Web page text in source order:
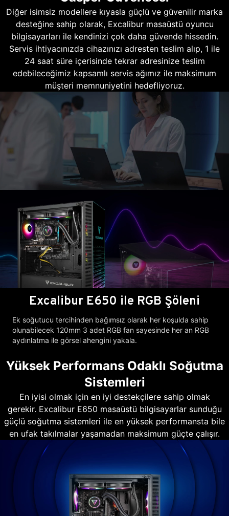
Diğer isimsiz modellere kıyasla güçlü ve güvenilir marka
desteğine sahip olarak, Excalibur masaüstü oyuncu
bilgisayarları ile kendinizi çok daha güvende hissedin.
Servis ihtiyacınızda cihazınızı adresten teslim alıp, 1 ile
24 saat süre içerisinde tekrar adresinize teslim
edebileceğimiz kapsamlı servis ağımız ile maksimum
müşteri memnuniyetini hedefliyoruz.
Excalibur E650 ile RGB Şöleni
Ek soğutucu tercihinden bağımsız olarak her koşulda sahip
olunabilecek 120mm 3 adet RGB fan sayesinde her an RGB
aydınlatma ile görsel ahengini yakala.
Yüksek Performans Odaklı Soğutma
Sistemleri
En iyisi olmak için en iyi destekçilere sahip olmak
gerekir. Excalibur E650 masaüstü bilgisayarlar sunduğu
güçlü soğutma sistemleri ile en yüksek performansta bile
en ufak takılmalar yaşamadan maksimum güçte çalışır.